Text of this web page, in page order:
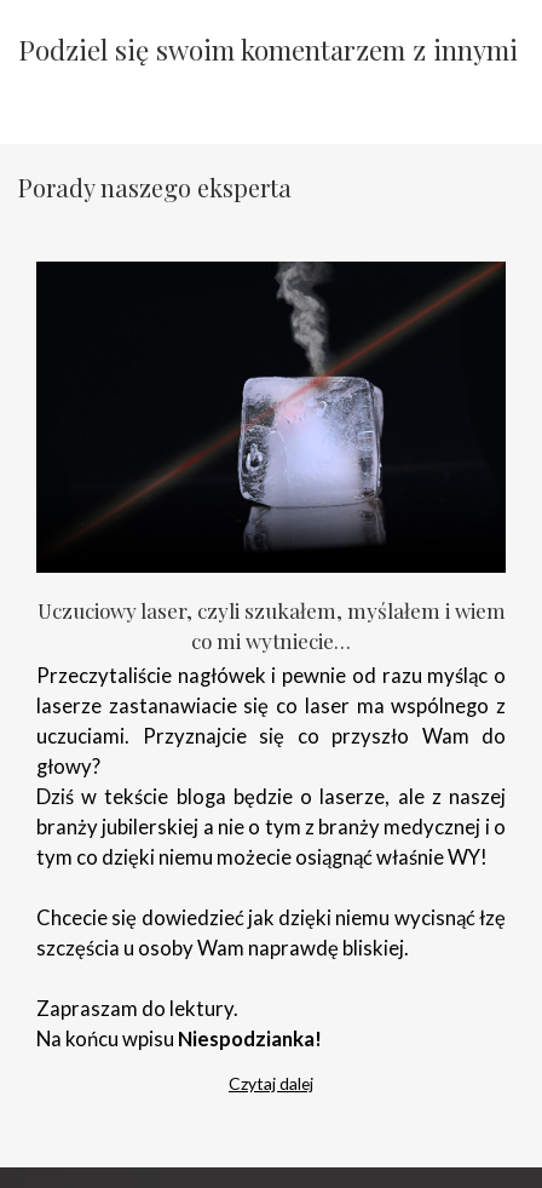
Podziel się swoim komentarzem z innymi
Porady naszego eksperta
Uczuciowy laser, czyli szukałem, myślałem i wiem
co mi wytniecie…
Przeczytaliście nagłówek i pewnie od razu myśląc o
laserze zastanawiacie się co laser ma wspólnego z
uczuciami. Przyznajcie się co przyszło Wam do
głowy?
Dziś w tekście bloga będzie o laserze, ale z naszej
branży jubilerskiej a nie o tym z branży medycznej i o
tym co dzięki niemu możecie osiągnąć właśnie WY!
Chcecie się dowiedzieć jak dzięki niemu wycisnąć łzę
szczęścia u osoby Wam naprawdę bliskiej.
Zapraszam do lektury.
Na końcu wpisu Niespodzianka!
Czytaj dalej